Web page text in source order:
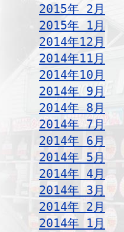
2015年 2月
2015年 1月
2014年12月
2014年11月
2014年10月
2014年 9月
2014年 8月
2014年 7月
2014年 6月
2014年 5月
2014年 4月
2014年 3月
2014年 2月
2014年 1月